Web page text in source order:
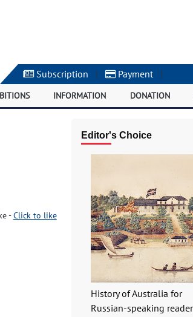
Subscription | Payment |
INFORMATION DONATION
-Click to like
Editor's Choice
History of Australia for
Russian-speaking